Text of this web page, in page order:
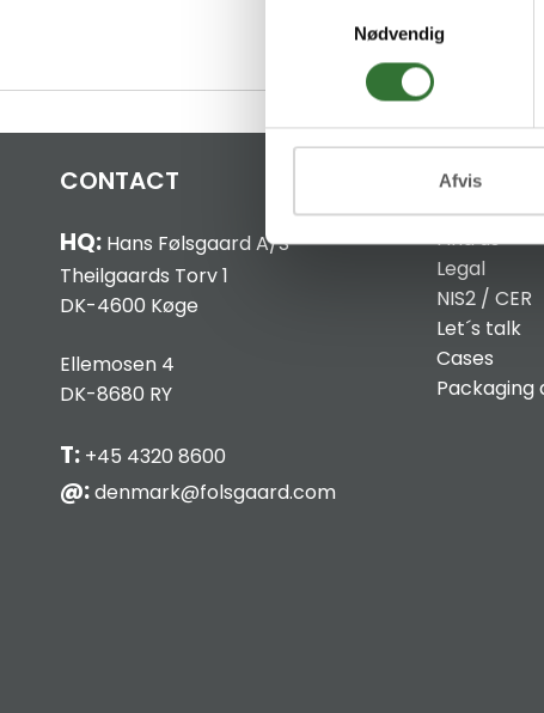
Nødvendig
Afvis
CONTACT
HQ:Hans Følsgaard A/S
Theilgaards Torv 1
DK-4600 Køge
Ellemosen 4
DK-8680 RY
T:+45 4320 8600
@:denmark@folsgaard.com
INFO
Find us
Legal
NIS2 / CER
Let´s talk
Cases
Packaging